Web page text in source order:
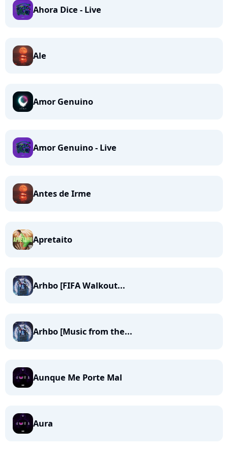
Ahora Dice - Live
Ale
Amor Genuino
Amor Genuino - Live
Antes de Irme
Apretaito
Arhbo [FIFA Walkout...
Arhbo [Music from the...
Aunque Me Porte Mal
Aura